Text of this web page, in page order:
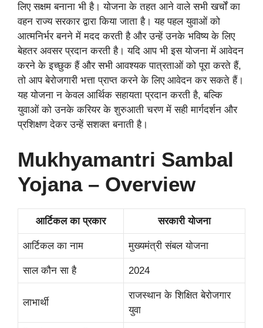
लिए सक्षम बनाना भी है। योजना के तहत आने वाले सभी खर्चों का
वहन राज्य सरकार द्वारा किया जाता है। यह पहल युवाओं को
आत्मनिर्भर बनने में मदद करती है और उन्हें उनके भविष्य के लिए
बेहतर अवसर प्रदान करती है। यदि आप भी इस योजना में आवेदन
करने के इच्छुक हैं और सभी आवश्यक पात्रताओं को पूरा करते हैं,
तो आप बेरोजगारी भत्ता प्राप्त करने के लिए आवेदन कर सकते हैं।
यह योजना न केवल आर्थिक सहायता प्रदान करती है, बल्कि
युवाओं को उनके करियर के शुरुआती चरण में सही मार्गदर्शन और
प्रशिक्षण देकर उन्हें सशक्त बनाती है।
Mukhyamantri Sambal
Yojana – Overview
आर्टिकल का प्रकार सरकारी योजना
आर्टिकल का नाम मुख्यमंत्री संबल योजना
साल कौन सा है 2024
लाभार्थी
राजस्थान के शिक्षित बेरोजगार
युवा